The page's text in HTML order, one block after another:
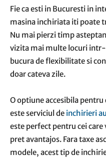
Fie ca esti in Bucuresti in
masina inchiriata iti poate
Nu mai pierzi timp
vizita mai multe locuri
bucura de flexibilitate si
doar cateva zile.
O optiune accesibila pentru
este serviciul de inchirieri
este perfect pentru cei
pret avantajos. Fara taxe
modele, acest tip de